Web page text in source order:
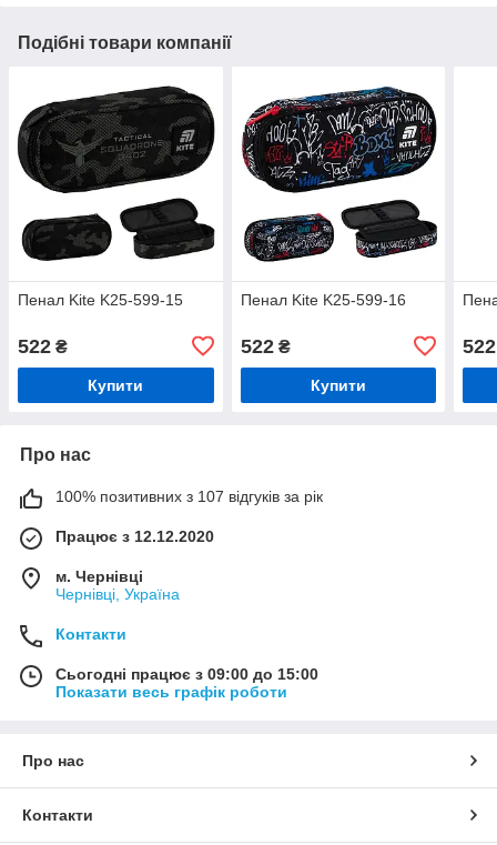
Подібні товари компанії
Пенал Kite K25-599-15
522 ₴
Купити
Пенал Kite K25-599-16
522₴
Купити
522
Про нас
100% позитивних з 107 відгуків за рік
Працює з 12.12.2020
м. Чернівці
Чернівці, Україна
Контакти
Сьогодні працює з 09:00 до 15:00
Показати весь графік роботи
Про нас
Контакти